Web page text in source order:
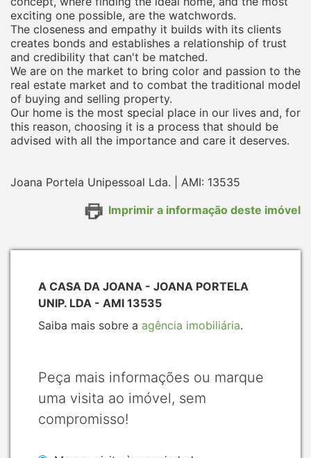
exciting one possible, are the watchwords.
The closeness and empathy it builds with its clients
creates bonds and establishes a relationship of trust
and credibility that can't be matched.
We are on the market to bring color and passion to the
real estate market and to combat the traditional model
of buying and selling property.
Our home is the most special place in our lives and, for
this reason, choosing it is a process that should be
advised with all the importance and care it deserves.
Joana Portela Unipessoal Lda. | AMI: 13535
Imprimir a informação deste imóvel
A CASA DA JOANA - JOANA PORTELA
UNIP. LDA - AMI 13535
Saiba mais sobre a agência imobiliária.
Peça mais informações ou marque
uma visita ao imóvel, sem
compromisso!